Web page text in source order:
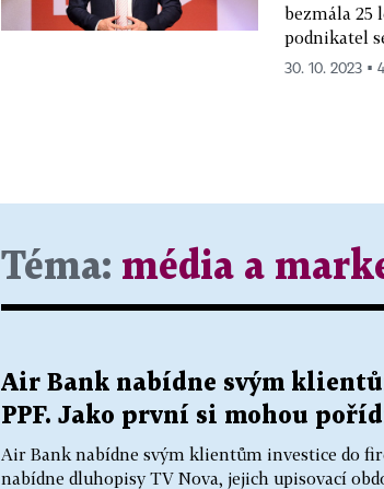
bezmála 25
podnikatel
30. 10. 2023 ▪
Téma: média a
Air Bank nabídne svým
PPF. Jako první si mohou
Air Bank nabídne svým klientům investice do
nabídne dluhopisy TV Nova, jejich upisovací